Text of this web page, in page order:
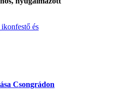
és
Csongrádon